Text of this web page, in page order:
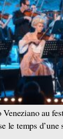
Veneziano au
le temps d’une